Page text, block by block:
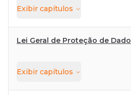
Exibir capítulos
Lei Geral de Proteção de
Exibir capítulos